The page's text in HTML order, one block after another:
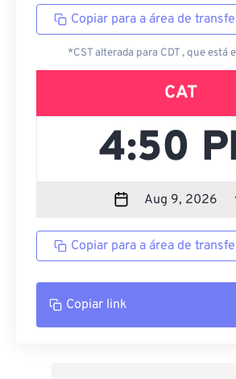
Copiar para a área de
*CST alterada para CDT , que está
CAT
Copiar para a área de
Copiar link